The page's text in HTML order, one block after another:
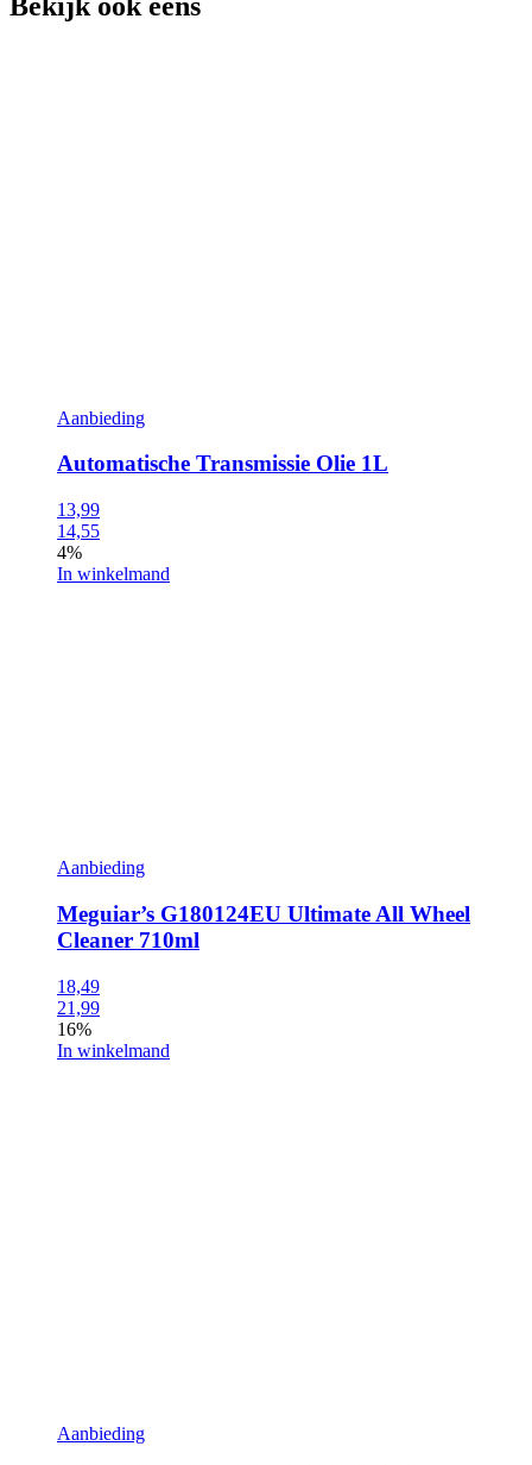
Aanbieding
Automatische Transmissie Olie 1L
13,99
14,55
4%
In winkelmand
Aanbieding
Meguiar’s G180124EU Ultimate All Wheel
Cleaner 710ml
18,49
21,99
16%
In winkelmand
Aanbieding